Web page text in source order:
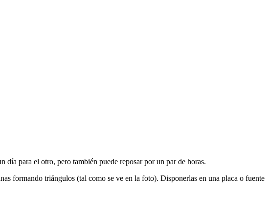
para el otro, pero también puede reposar por un par de horas.
formando triángulos (tal como se ve en la foto). Disponerlas en una placa o fuente